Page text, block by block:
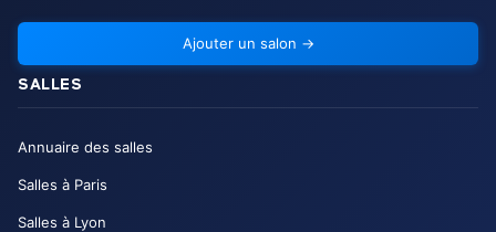
Ajouter un salon →
SALLES
Annuaire des salles
Salles à Paris
Salles à Lyon